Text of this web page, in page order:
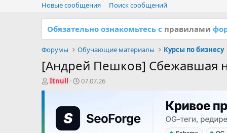
Новые сообщения Поиск сообщений
Обязательно ознакомьтесь с правилами
Форумы Обучающие материалы Курсы по бизнесу
[Андрей Пешков] Сбежавшая
А
Itnull
Д
07.07.26